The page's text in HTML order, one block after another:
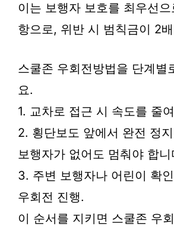
이는 보행자 보호를 최우선
항으로, 위반 시 범칙금이 2
스쿨존 우회전방법을 단계별
요.
1. 교차로 접근 시 속도를 줄
2. 횡단보도 앞에서 완전 정
보행자가 없어도 멈춰야 합니
3. 주변 보행자나 어린이 확
우회전 진행.
이 순서를 지키면 스쿨존 우